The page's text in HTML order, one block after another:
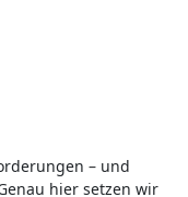
– und
hier setzen wir